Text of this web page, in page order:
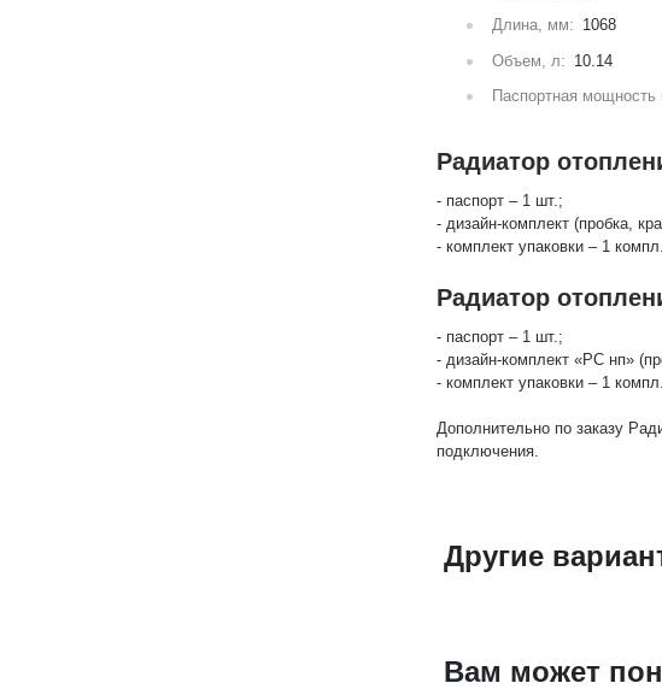
Длина, мм: 1068
Объем, л: 10.14
Паспортная
Радиатор
- паспорт – 1 шт.;
- дизайн-комплект (пробка,
- комплект упаковки – 1 компл.
Радиатор
- паспорт – 1 шт.;
- дизайн-комплект «РС нп»
- комплект упаковки – 1 компл.
Дополнительно по заказу
подключения.
Другие
Вам может